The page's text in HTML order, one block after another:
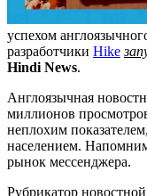
успехом
разработчики Hike
Hindi News.
Англоязычная
миллионов
неплохим
населением.
рынок мессенджера.
Рубрикатор